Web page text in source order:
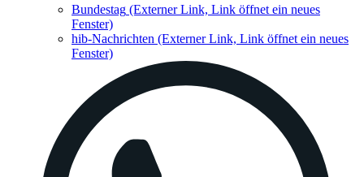
Bundestag (Externer Link, Link öffnet ein neues
Fenster)
hib-Nachrichten (Externer Link, Link öffnet ein neues
Fenster)